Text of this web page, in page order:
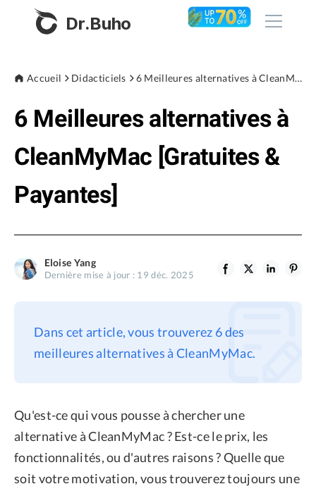
Dr.Buho
Produits
BuhoCleaner
BuhoUnlocker
BuhoRepair
BuhoLaunchpad
Boutique
Blog
Confidentialité
Accueil Didacticiels 6 Meilleures alternatives à CleanMyMac [Gratuites & Payantes]
6 Meilleures alternatives à
CleanMyMac [Gratuites &
Payantes]
Eloise Yang
Dernière mise à jour : 19 déc. 2025
Dans cet article, vous trouverez 6 des
meilleures alternatives à CleanMyMac.
Qu'est-ce qui vous pousse à chercher une
alternative à CleanMyMac ? Est-ce le prix, les
fonctionnalités, ou d'autres raisons ? Quelle que
soit votre motivation, vous trouverez toujours une